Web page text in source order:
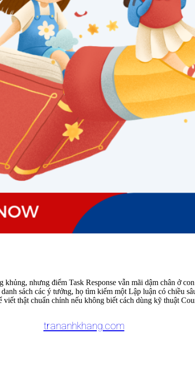
nhưng điểm Task Response vẫn mãi dậm chân ở
sách các ý tưởng, họ tìm kiếm một Lập luận có chiều
thật chuẩn chỉnh nếu không biết cách dùng kỹ thuật
trananhkhang.com